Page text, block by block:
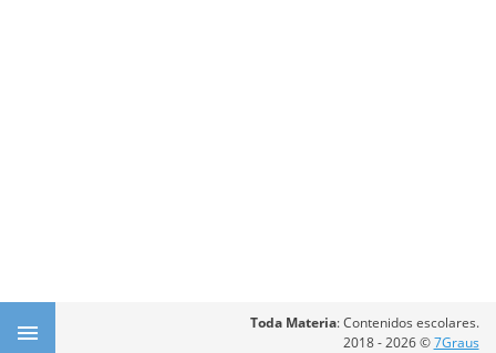
Toda Materia: Contenidos escolares.
2018 - 2026 ©7Graus